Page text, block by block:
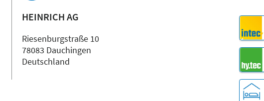
HEINRICH AG
Riesenburgstraße 10
78083 Dauchingen
Deutschland